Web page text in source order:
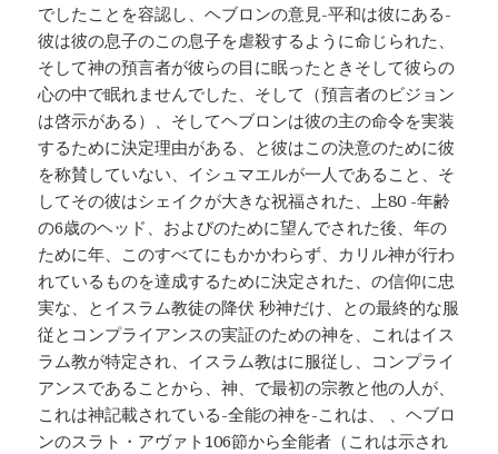
でしたことを容認し、ヘブロンの意見-平和は彼にある-
彼は彼の息子のこの息子を虐殺するように命じられた、
そして神の預言者が彼らの目に眠ったときそして彼らの
心の中で眠れませんでした、そして（預言者のビジョン
は啓示がある）、そしてヘブロンは彼の主の命令を実装
するために決定理由がある、と彼はこの決意のために彼
を称賛していない、イシュマエルが一人であること、そ
してその彼はシェイクが大きな祝福された、上80 -年齢
の6歳のヘッド、およびのために望んでされた後、年の
ために年、このすべてにもかかわらず、カリル神が行わ
れているものを達成するために決定された、の信仰に忠
実な、とイスラム教徒の降伏 秒神だけ、との最終的な服
従とコンプライアンスの実証のための神を、これはイス
ラム教が特定され、イスラム教はに服従し、コンプライ
アンスであることから、神、で最初の宗教と他の人が、
これは神記載されている-全能の神を-これは、 、ヘブロ
ンのスラト・アヴァト106節から全能者（これは示され